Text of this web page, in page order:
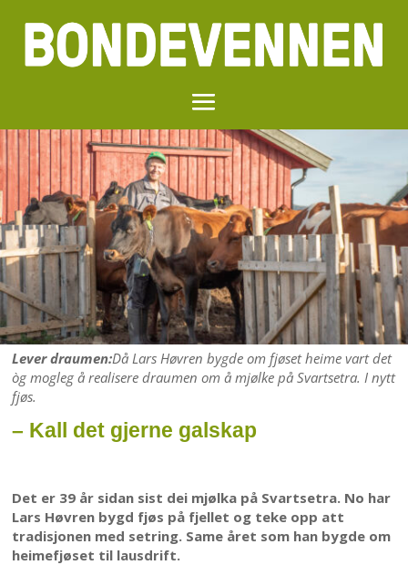
Lever draumen:Då Lars Høvren bygde om fjøset heime vart det
òg mogleg å realisere draumen om å mjølke på Svartsetra. I nytt
fjøs.
– Kall det gjerne galskap
Det er 39 år sidan sist dei mjølka på Svartsetra. No har
Lars Høvren bygd fjøs på fjellet og teke opp att
tradisjonen med setring. Same året som han bygde om
heimefjøset til lausdrift.